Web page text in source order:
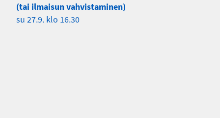
(tai ilmaisun vahvistaminen)
su 27.9. klo 16.30